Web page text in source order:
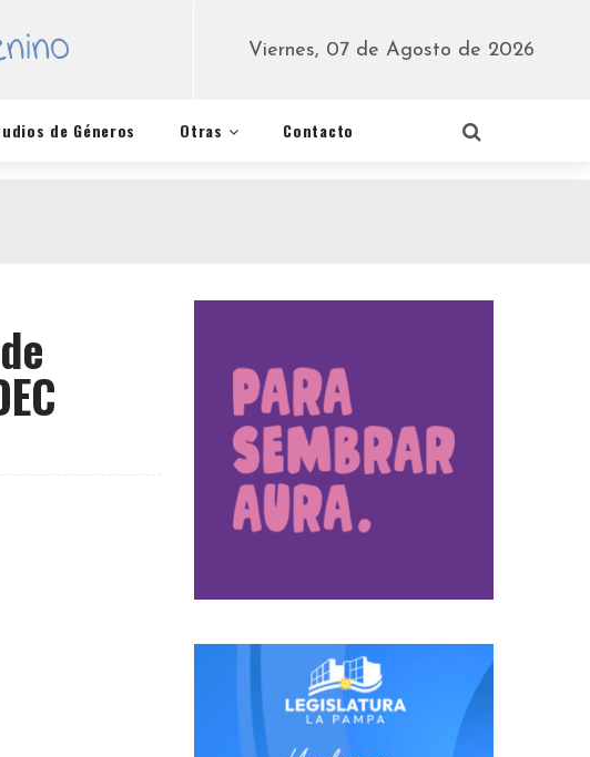
Viernes, 07 de Agosto de 2026
de Géneros Otras Contacto